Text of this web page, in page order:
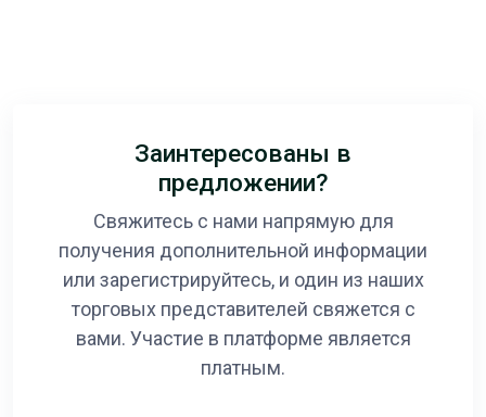
Заинтересованы в
предложении?
Свяжитесь с нами напрямую для
получения дополнительной информации
или зарегистрируйтесь, и один из наших
торговых представителей свяжется с
вами. Участие в платформе является
платным.